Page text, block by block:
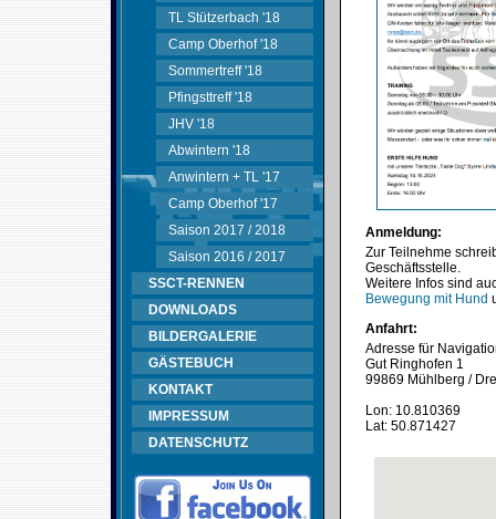
TL Stützerbach '18
Camp Oberhof '18
Sommertreff '18
Pfingsttreff '18
JHV '18
Abwintern '18
Anwintern + TL '17
Camp Oberhof '17
Saison 2017 / 2018
Saison 2016 / 2017
SSCT-RENNEN
DOWNLOADS
BILDERGALERIE
GÄSTEBUCH
KONTAKT
IMPRESSUM
DATENSCHUTZ
Anmeldung:
Zur Teilnehme
Geschäftsstelle.
Weitere Infos sind
Bewegung mit Hund
Anfahrt:
Adresse für
Gut Ringhofen 1
99869 Mühlberg /
Lon: 10.810369
Lat: 50.871427